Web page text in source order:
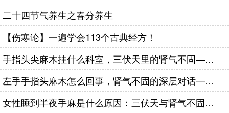
二十四节气养生之春分养生
【伤寒论】一遍学会113个古典经方！
手指头尖麻木挂什么科室，三伏天里的肾气不固——肾合jjn
左手手指头麻木怎么回事，肾气不固的深层对话——肾合jjn
女性睡到半夜手麻是什么原因：三伏天与肾气不固的深层对话